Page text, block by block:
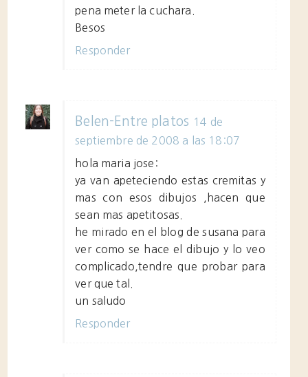
pena meter la cuchara.
Besos
Responder
Belen-Entre platos 14 de
septiembre de 2008 a las 18:07
hola maria jose:
ya van apeteciendo estas cremitas y
mas con esos dibujos ,hacen que
sean mas apetitosas.
he mirado en el blog de susana para
ver como se hace el dibujo y lo veo
complicado,tendre que probar para
ver que tal.
un saludo
Responder